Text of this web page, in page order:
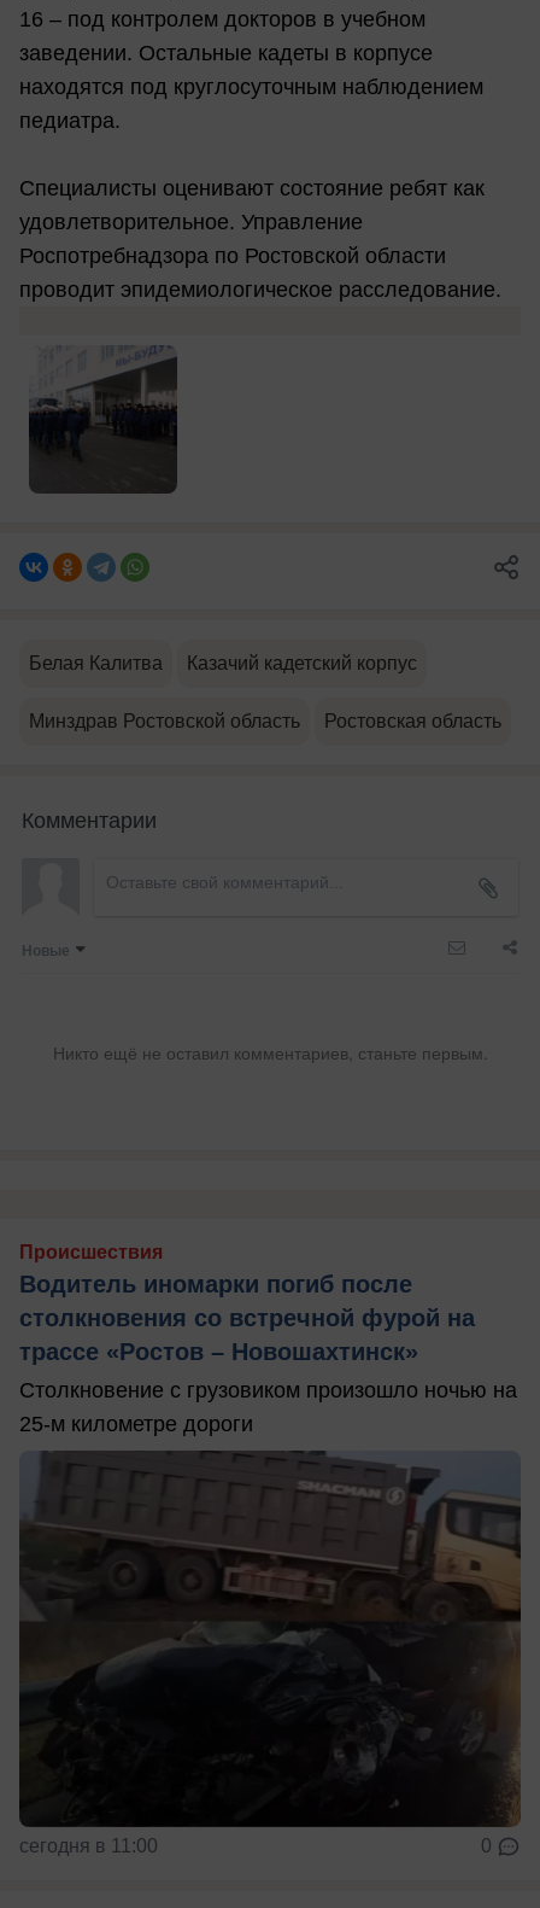
16 – под контролем докторов в учебном
заведении. Остальные кадеты в корпусе
находятся под круглосуточным наблюдением
педиатра.
Специалисты оценивают состояние ребят как
удовлетворительное. Управление
Роспотребнадзора по Ростовской области
проводит эпидемиологическое расследование.
Белая Калитва Казачий кадетский корпус
Минздрав Ростовской область Ростовская область
Комментарии
Новые
Никто ещё не оставил комментариев, станьте первым.
Происшествия
Водитель иномарки погиб после
столкновения со встречной фурой на
трассе «Ростов – Новошахтинск»
Столкновение с грузовиком произошло ночью на
25-м километре дороги
сегодня в 11:00 0